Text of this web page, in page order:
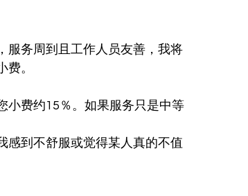
服务周到且工作人员友善，我将
。
小费约15％。如果服务只是中等
感到不舒服或觉得某人真的不值